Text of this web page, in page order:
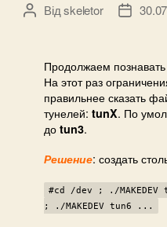
Автор
Відskeletor
Дата
Продолжаем
На этот раз
правильнее сказать
тунелей: tunX. По
до tun3.
Решение: создать
#cd /dev ; ./MAKEDEV
; ./MAKEDEV tun6 ...